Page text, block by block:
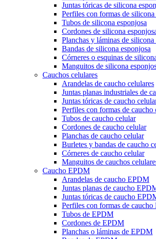
Juntas tóricas de silicona
Perfiles con formas de silicona
Tubos de silicona esponjosa
Cordones de silicona
Planchas y láminas de silicona
Bandas de silicona esponjosa
Córneres o esquinas de
Manguitos de silicona
Cauchos celulares
Arandelas de caucho celulares
Juntas planas industriales de
Juntas tóricas de caucho
Perfiles con formas de caucho
Tubos de caucho celular
Cordones de caucho celular
Planchas de caucho celular
Burletes y bandas de caucho
Córneres de caucho celular
Manguitos de cauchos
Caucho EPDM
Arandelas de caucho EPDM
Juntas planas de caucho
Juntas tóricas de caucho
Perfiles con formas de
Tubos de EPDM
Cordones de EPDM
Planchas o láminas de EPDM